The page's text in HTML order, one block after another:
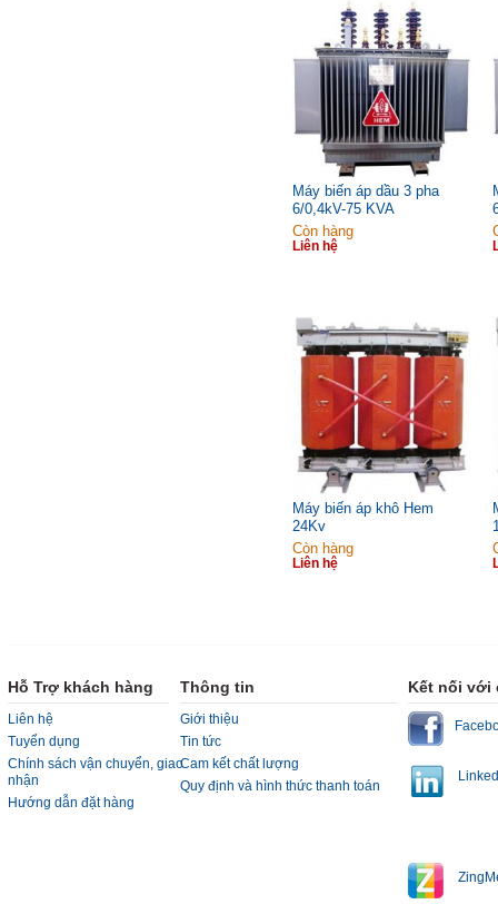
Máy biến áp dầu 3 pha
6/0,4kV-75 KVA
Còn hàng
Liên hệ
Máy biến áp khô Hem
24Kv
Còn hàng
Liên hệ
Hỗ Trợ khách hàng
Liên hệ
Tuyển dụng
Chính sách vận chuyển, giao
nhận
Hướng dẫn đặt hàng
Thông tin
Giới thiệu
Tin tức
Cam kết chất lượng
Quy định và hình thức thanh toán
Kết nối với